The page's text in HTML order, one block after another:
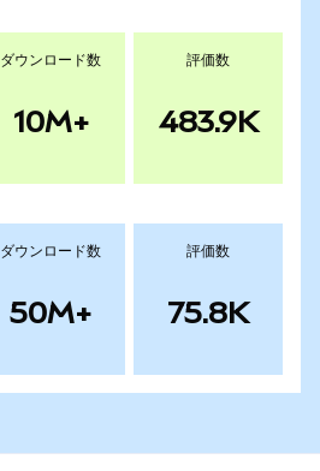
ダウンロード数
10M+
評価数
483.9K
ダウンロード数
50M+
評価数
75.8K